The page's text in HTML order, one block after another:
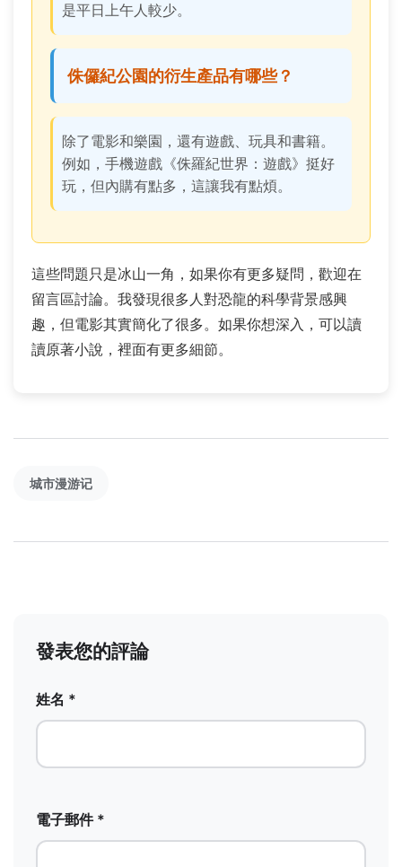
是平日上午人較少。
侏儸紀公園的衍生產品有哪些？
除了電影和樂園，還有遊戲、玩具和書籍。
例如，手機遊戲《侏羅紀世界：遊戲》挺好
玩，但內購有點多，這讓我有點煩。
這些問題只是冰山一角，如果你有更多疑問，歡迎在
留言區討論。我發現很多人對恐龍的科學背景感興
趣，但電影其實簡化了很多。如果你想深入，可以讀
讀原著小說，裡面有更多細節。
城市漫游记
發表您的評論
姓名 *
電子郵件 *